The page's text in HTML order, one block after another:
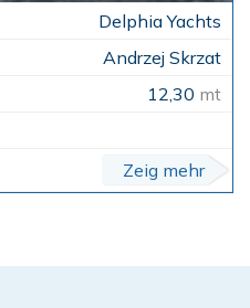
Delphia Yachts
Andrzej Skrzat
12,30 mt
Zeig mehr